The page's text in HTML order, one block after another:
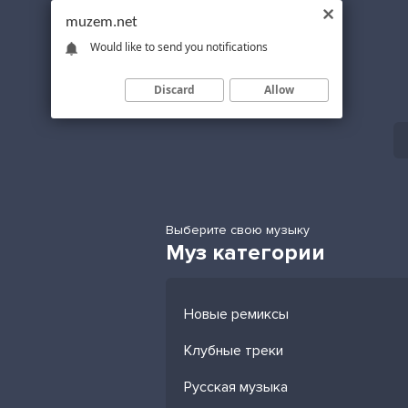
Выберите свою музыку
Муз категории
Новые ремиксы
Клубные треки
Русская музыка
muzem.net
Would like to send you notifications
Discard Allow